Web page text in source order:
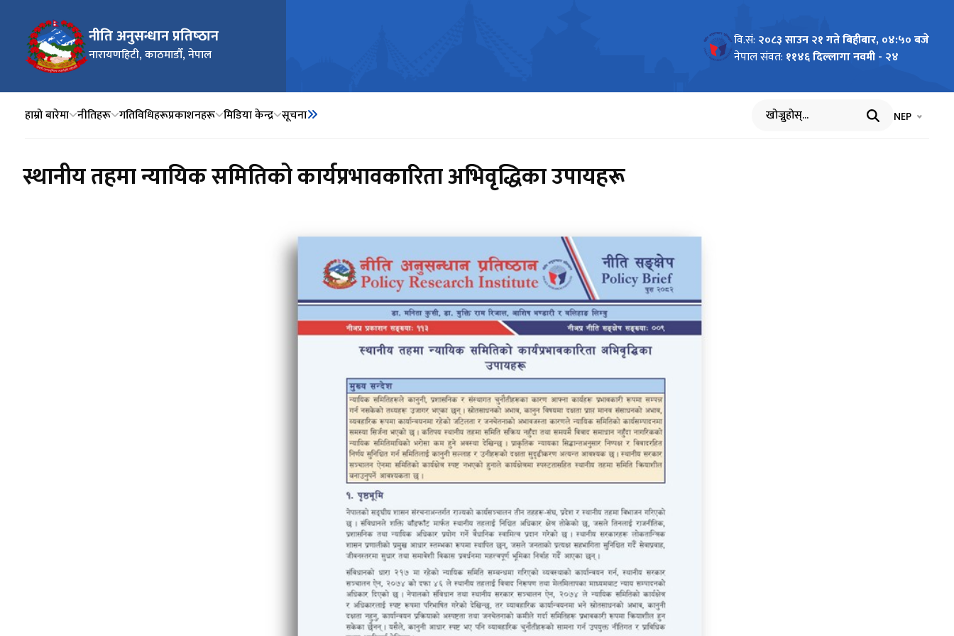
नीति अनुसन्धान प्रतिष्‍ठान
नारायणहिटी, काठमाडौँ, नेपाल
वि.सं: २०८३ साउन २१ गते बिहीबार, ०४:५० बजे
नेपाल संवत: ११४६ दिल्लागा नवमी - २४
हाम्रो बारेमा नीतिहरू गतिविधिहरूप्रकाशनहरू मिडिया केन्द्र सूचना खोज्नुहोस् भाषा चयन
NEP
स्थानीय तहमा न्यायिक समितिको कार्यप्रभावकारिता अभिवृद्धिका उपायहरू